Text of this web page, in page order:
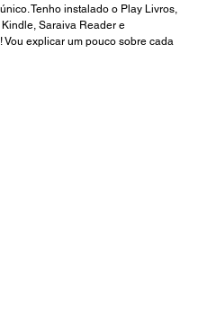
Tenho instalado o Play Livros,
Saraiva Reader e
Vou explicar um pouco sobre cada